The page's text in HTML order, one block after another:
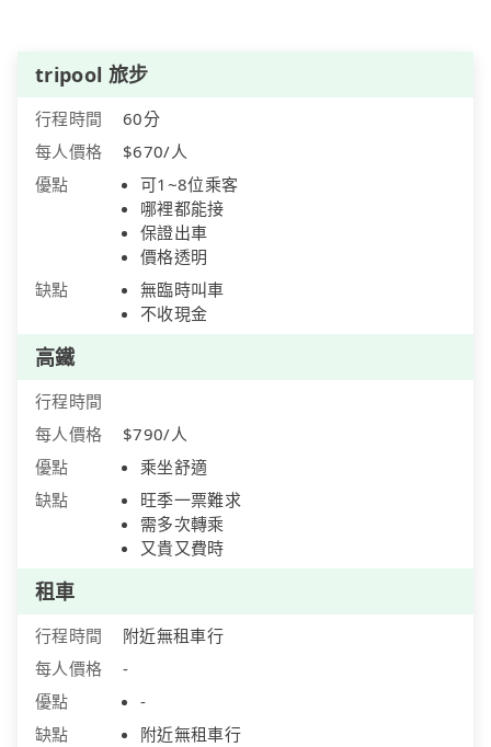
tripool 旅步
行程時間
60分
每人價格
$670/人
優點
可1~8位乘客
哪裡都能接
保證出車
價格透明
缺點
無臨時叫車
不收現金
高鐵
行程時間
每人價格
$790/人
優點
乘坐舒適
缺點
旺季一票難求
需多次轉乘
又貴又費時
租車
行程時間
附近無租車行
每人價格
-
優點
-
缺點
附近無租車行